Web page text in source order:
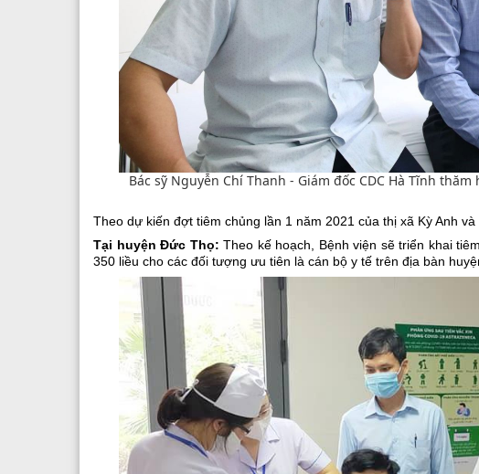
Bác sỹ Nguyễn Chí Thanh - Giám đốc CDC Hà Tĩnh
Theo dự kiến đợt tiêm chủng lần 1 năm 2021 của thị xã Kỳ Anh
Tại huyện Đức Thọ: Theo kế hoạch, Bệnh viện sẽ triển khai
350 liều cho các đối tượng ưu tiên là cán bộ y tế trên địa bàn